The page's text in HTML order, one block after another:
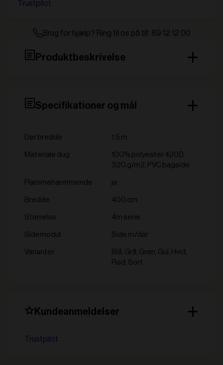
m/dør
Trustpilot
Brug for hjælp? Ring til os på tlf. 89 12 12 00
Produktbeskrivelse
Specifikationer og mål
Dør bredde 1,5 m
Materiale dug
100% polyester 420D,
320 g/m2, PVC bagside
Flammehæmmende ja
Bredde 400 cm
Størrelse 4m serie
Sidemodul Side m/dør
varianter
Blå, Grå, Grøn, Gul, Hvid,
Rød, Sort
Kundeanmeldelser
Trustpilot